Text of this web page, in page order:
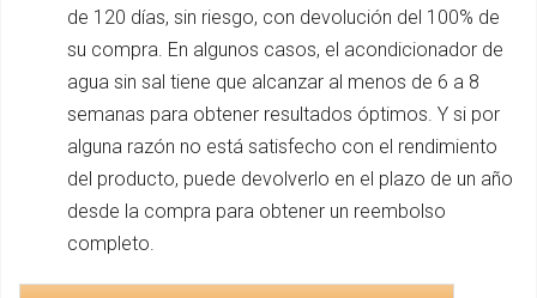
de 120 días, sin riesgo, con devolución del 100% de
su compra. En algunos casos, el acondicionador de
agua sin sal tiene que alcanzar al menos de 6 a 8
semanas para obtener resultados óptimos. Y si por
alguna razón no está satisfecho con el rendimiento
del producto, puede devolverlo en el plazo de un año
desde la compra para obtener un reembolso
completo.